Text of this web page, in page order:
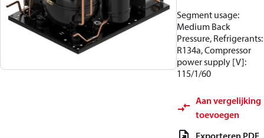
Segment usage:
Medium Back
Pressure, Refrigerants:
R134a, Compressor
power supply [V]:
115/1/60
Aan vergelijking
toevoegen
Exporteren PDF